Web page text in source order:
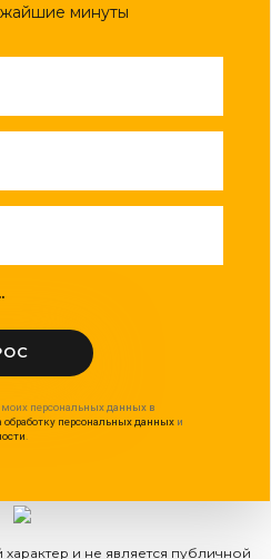
минуты
моих персональных данных в
обработку персональных данных и
и не является публичной